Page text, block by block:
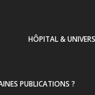
HÔPITAL &
PUBLICATIONS ?